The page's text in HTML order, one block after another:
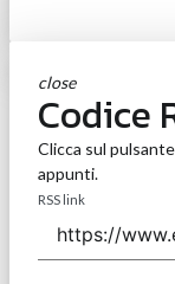
close
Codice
Clicca sul
appunti.
RSS link